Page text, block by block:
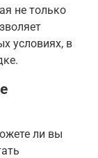
не только
условиях, в
ли вы